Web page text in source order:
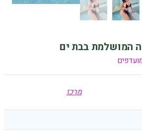
המושלמת בבת ים
מרכז